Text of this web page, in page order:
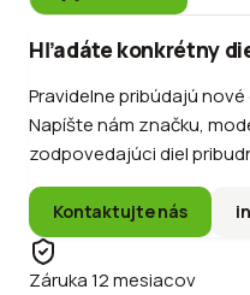
Hľadáte konkrétny
Pravidelne pribúdajú
Napíšte nám značku,
zodpovedajúci diel
Kontaktujte nás
Záruka 12 mesiacov